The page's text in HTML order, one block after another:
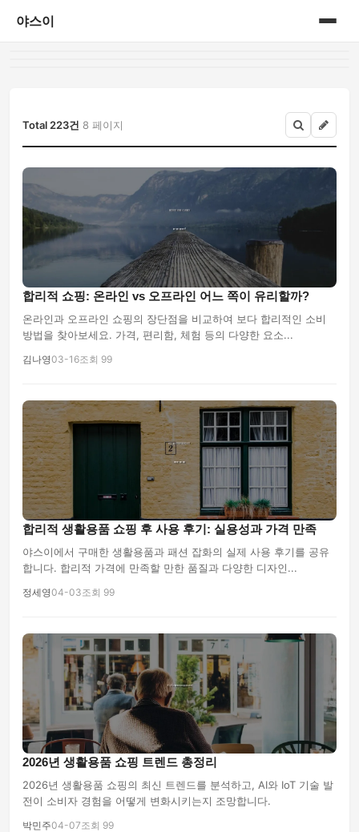
야스이
Total 223건 8 페이지
합리적 쇼핑: 온라인 vs 오프라인 어느 쪽이 유리할까?
온라인과 오프라인 쇼핑의 장단점을 비교하여 보다 합리적인 소비
방법을 찾아보세요. 가격, 편리함, 체험 등의 다양한 요소...
김나영03-16조회 99
합리적 생활용품 쇼핑 후 사용 후기: 실용성과 가격 만족
야스이에서 구매한 생활용품과 패션 잡화의 실제 사용 후기를 공유
합니다. 합리적 가격에 만족할 만한 품질과 다양한 디자인...
정세영04-03조회 99
2026년 생활용품 쇼핑 트렌드 총정리
2026년 생활용품 쇼핑의 최신 트렌드를 분석하고, AI와 IoT 기술 발
전이 소비자 경험을 어떻게 변화시키는지 조망합니다.
박민주04-07조회 99